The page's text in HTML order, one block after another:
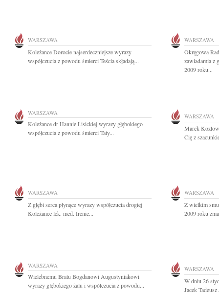
WARSZAWA
Koleżance Dorocie najserdeczniejsze wyrazy
współczucia z powodu śmierci Teścia składają...
WARSZAWA
Okręgowa
zawiadamia z
2009 roku...
WARSZAWA
Koleżance dr Hannie Lisickiej wyrazy głębokiego
współczucia z powodu śmierci Taty...
WARSZAWA
Marek
Cię z
WARSZAWA
Z głębi serca płynące wyrazy współczucia drogiej
Koleżance lek. med. Irenie...
WARSZAWA
Z wielkim
2009 roku
WARSZAWA
Wielebnemu Bratu Bogdanowi Augustyniakowi
wyrazy głębokiego żalu i współczucia z powodu...
WARSZAWA
W dniu 26
Jacek